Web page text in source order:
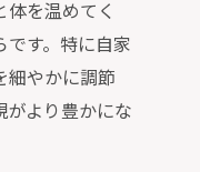
を温めてく
す。特に自家
細やかに調節
がより豊かにな